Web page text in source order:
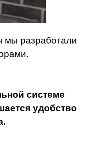
мы разработали
системе
удобство